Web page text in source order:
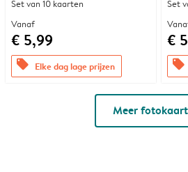
Set van 10 kaarten
Vanaf
€ 5,99
offers Elke dag lage prijzen
Set
€
offers
Meer